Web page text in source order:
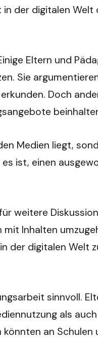
der digitalen
Eltern und
Sie
Doch
Medien liegt,
ist, einen
weitere
Inhalten
der digitalen
sinnvoll.
als
an